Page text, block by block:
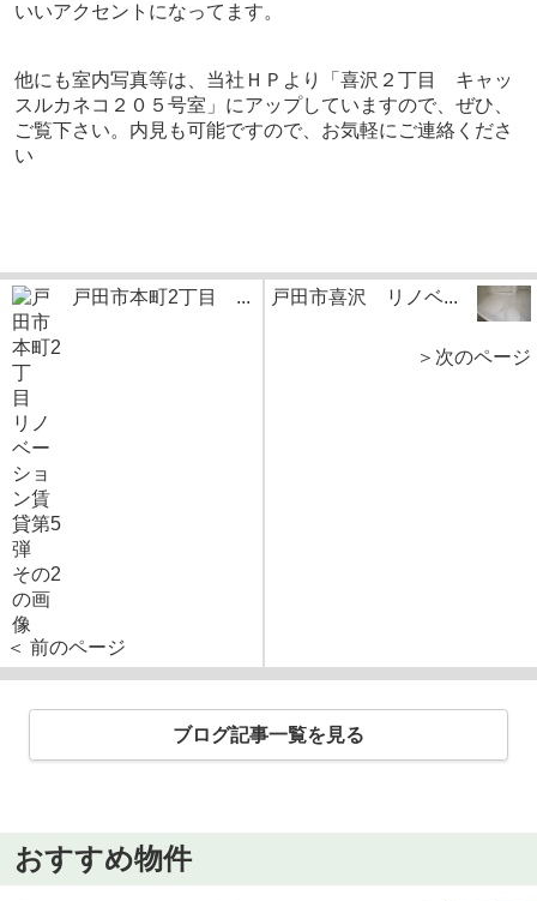
いいアクセントになってます。
他にも室内写真等は、当社ＨＰより「喜沢２丁目 キャッ
スルカネコ２０５号室」にアップしていますので、ぜひ、
ご覧下さい。内見も可能ですので、お気軽にご連絡くださ
い
戸田市本町2丁目 ...
＜ 前のページ
戸田市喜沢 リノベ...
＞次のページ
ブログ記事一覧を見る
おすすめ物件